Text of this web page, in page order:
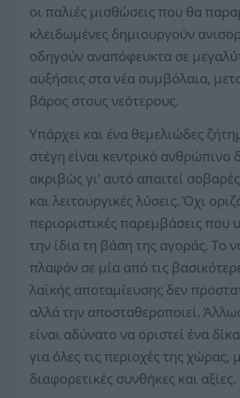
οι παλιές μισθώσεις που θα
κλειδωμένες δημιουργούν
οδηγούν αναπόφευκτα σε
αυξήσεις στα νέα συμβόλαια,
βάρος στους νεότερους.
Υπάρχει και ένα θεμελιώδες
στέγη είναι κεντρικό ανθρώπινο
ακριβώς γι’ αυτό απαιτεί
και λειτουργικές λύσεις. Όχι
περιοριστικές παρεμβάσεις που
την ίδια τη βάση της αγοράς. Το
πλαφόν σε μία από τις
λαϊκής αποταμίευσης δεν
αλλά την αποσταθεροποιεί.
είναι αδύνατο να οριστεί ένα
για όλες τις περιοχές της χώρας,
διαφορετικές συνθήκες και αξίες.